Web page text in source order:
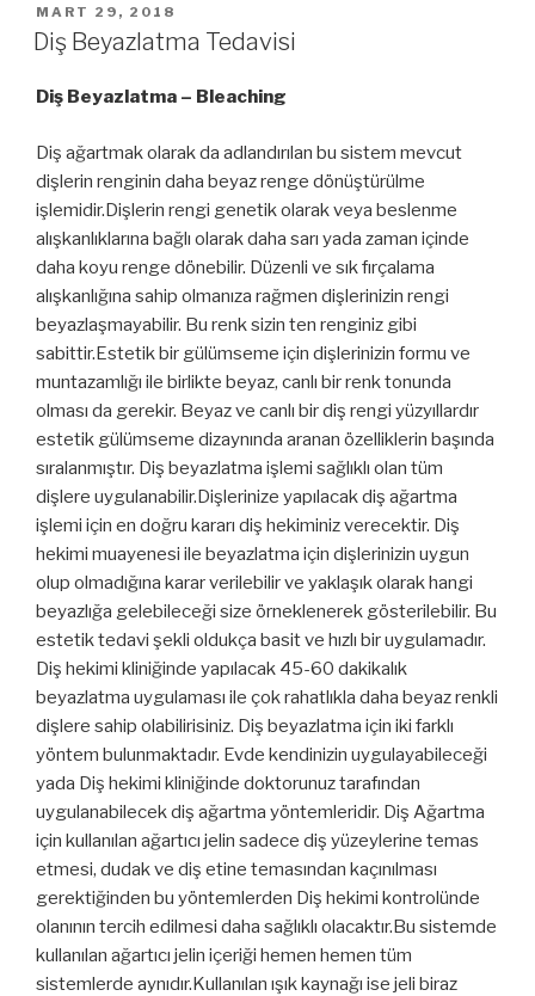
YAYIM
TARIHI
MART 29, 2018
Diş Beyazlatma Tedavisi
Diş Beyazlatma – Bleaching
Diş ağartmak olarak da adlandırılan bu sistem mevcut
dişlerin renginin daha beyaz renge dönüştürülme
işlemidir.Dişlerin rengi genetik olarak veya beslenme
alışkanlıklarına bağlı olarak daha sarı yada zaman içinde
daha koyu renge dönebilir. Düzenli ve sık fırçalama
alışkanlığına sahip olmanıza rağmen dişlerinizin rengi
beyazlaşmayabilir. Bu renk sizin ten renginiz gibi
sabittir.Estetik bir gülümseme için dişlerinizin formu ve
muntazamlığı ile birlikte beyaz, canlı bir renk tonunda
olması da gerekir. Beyaz ve canlı bir diş rengi yüzyıllardır
estetik gülümseme dizaynında aranan özelliklerin başında
sıralanmıştır. Diş beyazlatma işlemi sağlıklı olan tüm
dişlere uygulanabilir.Dişlerinize yapılacak diş ağartma
işlemi için en doğru kararı diş hekiminiz verecektir. Diş
hekimi muayenesi ile beyazlatma için dişlerinizin uygun
olup olmadığına karar verilebilir ve yaklaşık olarak hangi
beyazlığa gelebileceği size örneklenerek gösterilebilir. Bu
estetik tedavi şekli oldukça basit ve hızlı bir uygulamadır.
Diş hekimi kliniğinde yapılacak 45-60 dakikalık
beyazlatma uygulaması ile çok rahatlıkla daha beyaz renkli
dişlere sahip olabilirisiniz. Diş beyazlatma için iki farklı
yöntem bulunmaktadır. Evde kendinizin uygulayabileceği
yada Diş hekimi kliniğinde doktorunuz tarafından
uygulanabilecek diş ağartma yöntemleridir. Diş Ağartma
için kullanılan ağartıcı jelin sadece diş yüzeylerine temas
etmesi, dudak ve diş etine temasından kaçınılması
gerektiğinden bu yöntemlerden Diş hekimi kontrolünde
olanının tercih edilmesi daha sağlıklı olacaktır.Bu sistemde
kullanılan ağartıcı jelin içeriği hemen hemen tüm
sistemlerde aynıdır.Kullanılan ışık kaynağı ise jeli biraz